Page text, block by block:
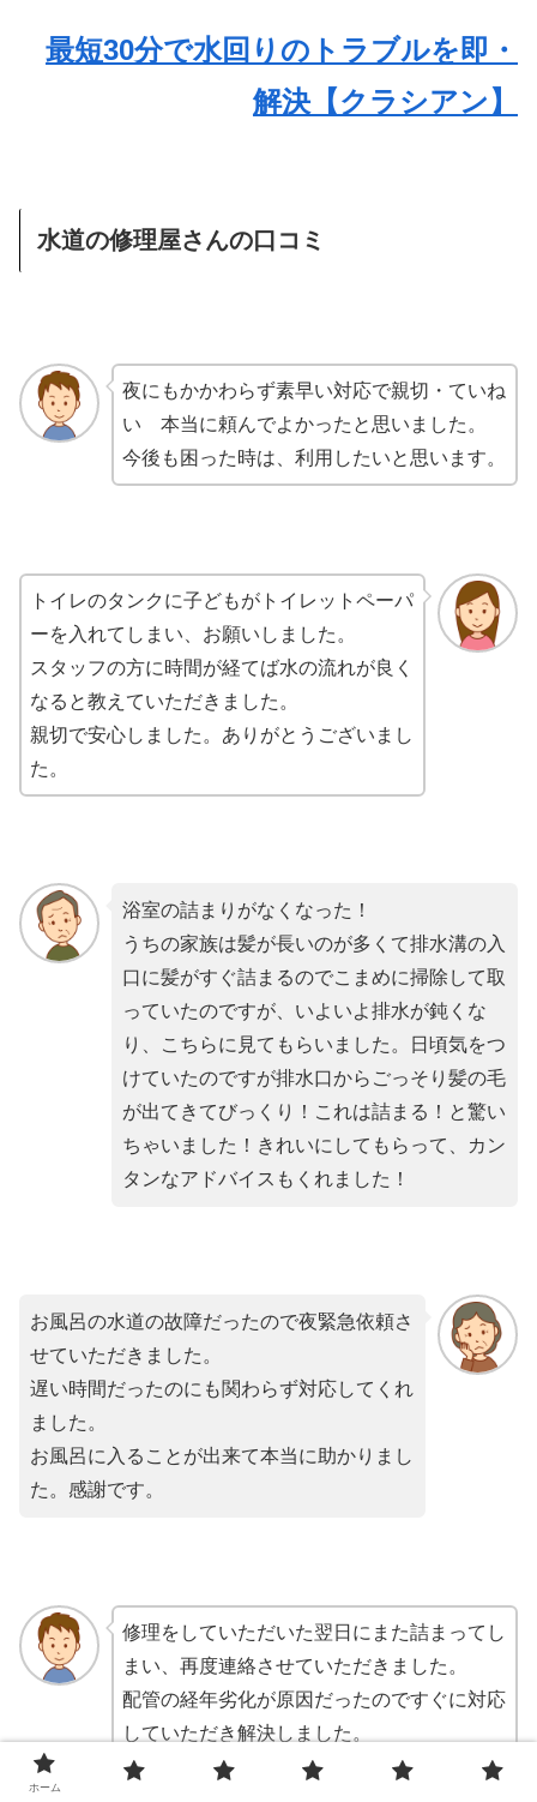
最短30分で水回りのトラブルを即・
解決【クラシアン】
水道の修理屋さんの口コミ
夜にもかかわらず素早い対応で親切・ていね
い 本当に頼んでよかったと思いました。
今後も困った時は、利用したいと思います。
トイレのタンクに子どもがトイレットペーパ
ーを入れてしまい、お願いしました。
スタッフの方に時間が経てば水の流れが良く
なると教えていただきました。
親切で安心しました。ありがとうございまし
た。
浴室の詰まりがなくなった！
うちの家族は髪が長いのが多くて排水溝の入
口に髪がすぐ詰まるのでこまめに掃除して取
っていたのですが、いよいよ排水が鈍くな
り、こちらに見てもらいました。日頃気をつ
けていたのですが排水口からごっそり髪の毛
が出てきてびっくり！これは詰まる！と驚い
ちゃいました！きれいにしてもらって、カン
タンなアドバイスもくれました！
お風呂の水道の故障だったので夜緊急依頼さ
せていただきました。
遅い時間だったのにも関わらず対応してくれ
ました。
お風呂に入ることが出来て本当に助かりまし
た。感謝です。
修理をしていただいた翌日にまた詰まってし
まい、再度連絡させていただきました。
配管の経年劣化が原因だったのですぐに対応
していただき解決しました。
連日に渡り対応していただきありがとうござ
ホーム